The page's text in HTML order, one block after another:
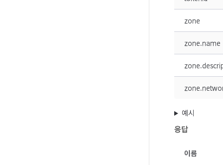
zone
zone.name
예시
응답
이름